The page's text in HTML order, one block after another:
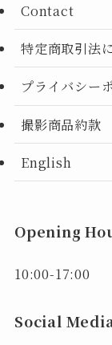
Contact
特定商取引法
プライバシー
撮影商品約款
English
Opening
10:00-17:00
Social